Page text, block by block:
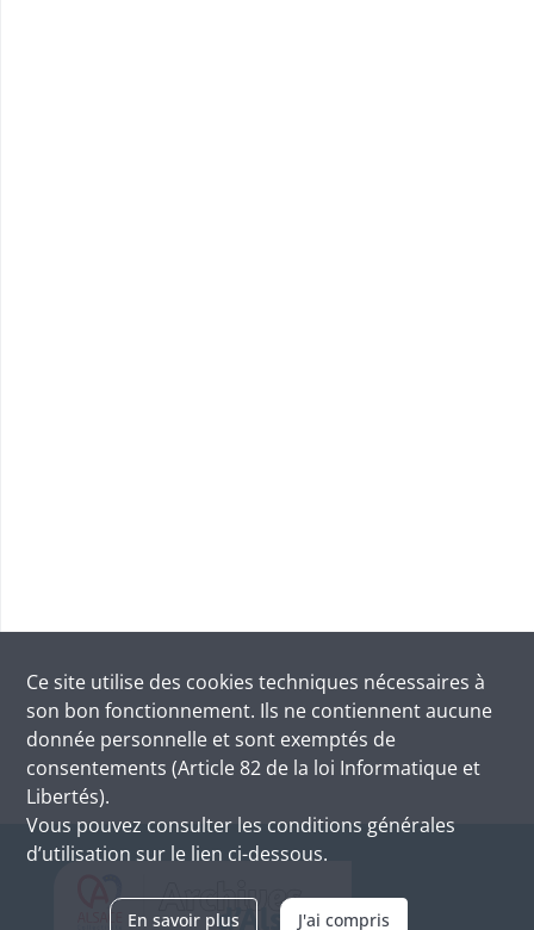
Ce site utilise des cookies techniques nécessaires à
son bon fonctionnement. Ils ne contiennent aucune
donnée personnelle et sont exemptés de
consentements (Article 82 de la loi Informatique et
Libertés).
Vous pouvez consulter les conditions générales
d’utilisation sur le lien ci-dessous.
En savoir plus J'ai compris